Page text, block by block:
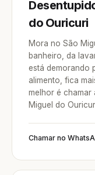
do Ouricuri
Mora no São
banheiro, da
está demorando
alimento, fica
melhor é
Miguel do
Chamar no